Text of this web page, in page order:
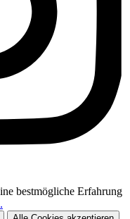
bestmögliche Erfahrung